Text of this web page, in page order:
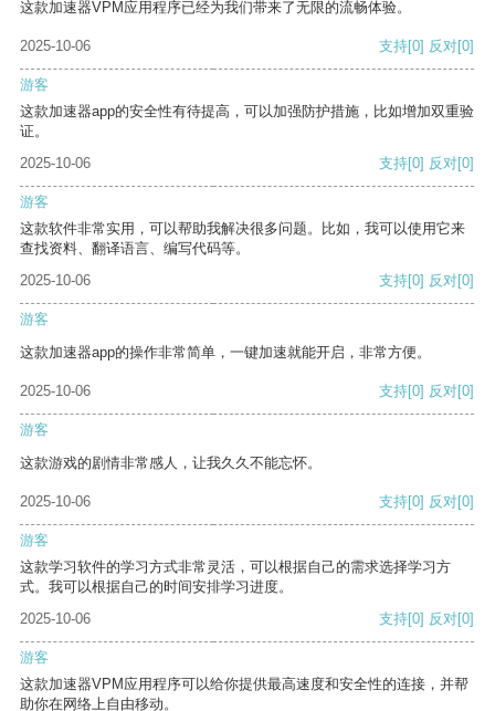
这款加速器VPM应用程序已经为我们带来了无限的流畅体验。
2025-10-06 支持[0] 反对[0]
游客
这款加速器app的安全性有待提高，可以加强防护措施，比如增加双重验
证。
2025-10-06
支持[0] 反对[0]
游客
这款软件非常实用，可以帮助我解决很多问题。比如，我可以使用它来
查找资料、翻译语言、编写代码等。
2025-10-06
支持[0] 反对[0]
游客
这款加速器app的操作非常简单，一键加速就能开启，非常方便。
2025-10-06 支持[0] 反对[0]
游客
这款游戏的剧情非常感人，让我久久不能忘怀。
2025-10-06 支持[0] 反对[0]
游客
这款学习软件的学习方式非常灵活，可以根据自己的需求选择学习方
式。我可以根据自己的时间安排学习进度。
2025-10-06
支持[0] 反对[0]
游客
这款加速器VPM应用程序可以给你提供最高速度和安全性的连接，并帮
助你在网络上自由移动。